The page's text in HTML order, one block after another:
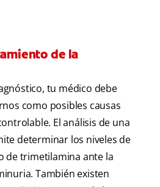
de la
tu médico debe
como posibles causas
El análisis de una
determinar los niveles de
de trimetilamina ante la
También existen